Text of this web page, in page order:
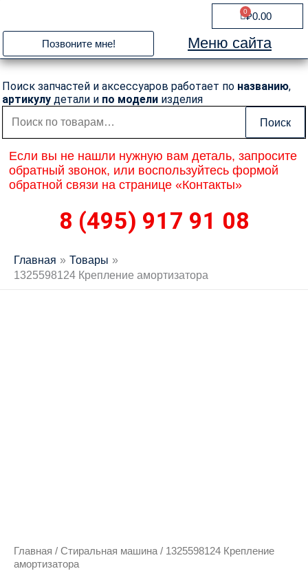
содержимому
₽0.00
0
Cart
Позвоните мне! Меню сайта
Поиск запчастей и аксессуаров работает по названию,
артикулу детали и по модели изделия
Искать:
Поиск
Если вы не нашли нужную вам деталь, запросите
обратный звонок, или воспользуйтесь формой
обратной связи на странице «Контакты»
8 (495) 917 91 08
Главная
Товары
1325598124 Крепление амортизатора
Главная / Стиральная машина/ 1325598124 Крепление
амортизатора